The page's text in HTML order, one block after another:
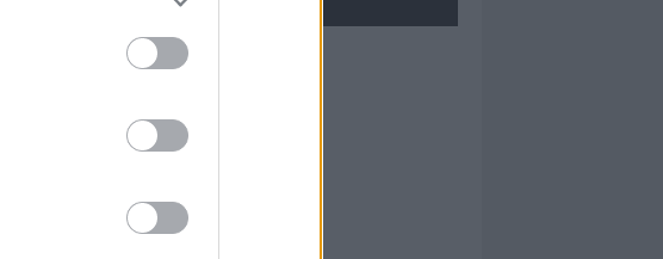
Mario Malu